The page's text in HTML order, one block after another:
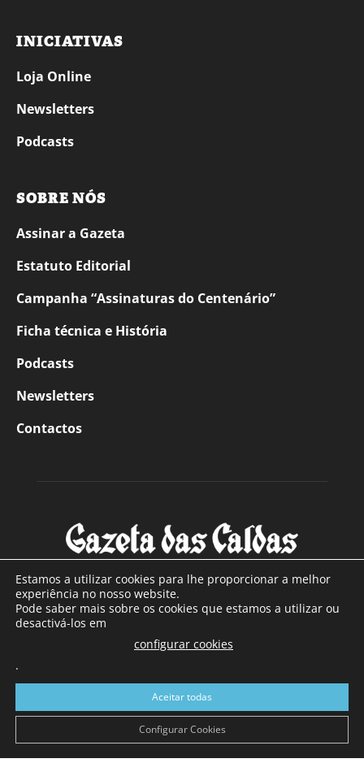
INICIATIVAS
Loja Online
Newsletters
Podcasts
SOBRE NÓS
Assinar a Gazeta
Estatuto Editorial
Campanha “Assinaturas do Centenário”
Ficha técnica e História
Podcasts
Newsletters
Contactos
SOBRE NÓS
Com sede nas Caldas da Rainha e mais de 90 anos de
a sul de distrito de Leiria, com mais de 40.000 leitores por
toda a região Oeste. Jornal com distribuição em Portugal
Continental e assinatura online.
Estamos a utilizar cookies para lhe proporcionar a melhor
experiência no nosso website.
Pode saber mais sobre os cookies que estamos a utilizar ou
desactivá-los em
configurar cookies
.
Aceitar todas
Configurar Cookies